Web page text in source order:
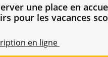
une place en
pour les vacances
en ligne